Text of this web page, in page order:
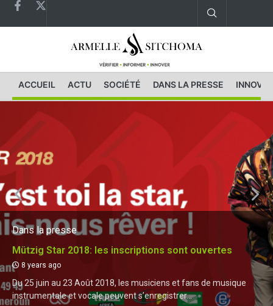
ACCUEIL ACTU SOCIÉTÉ DANS LA PRESSE
Dans la presse
Mützig Star 2018: les inscriptions sont ouvertes
8 years ago
Du 25 juin au 23 Août 2018, les musiciens et fans de musique
instrumentale et vocale peuvent s’enregistrer...